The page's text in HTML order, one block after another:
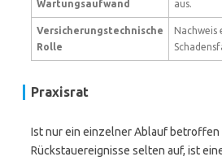
Wartungsaufwand
aus.
Versicherungstechnische
Rolle
Nachweis
Praxisrat
Ist nur ein einzelner Ablauf
Rückstauereignisse selten auf, ist